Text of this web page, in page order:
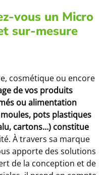
vous un Micro
sur-mesure
cosmétique ou encore
de vos produits
ou alimentation
pots plastiques
cartons…) constitue
À travers sa marque
apporte des solutions
de la conception et de